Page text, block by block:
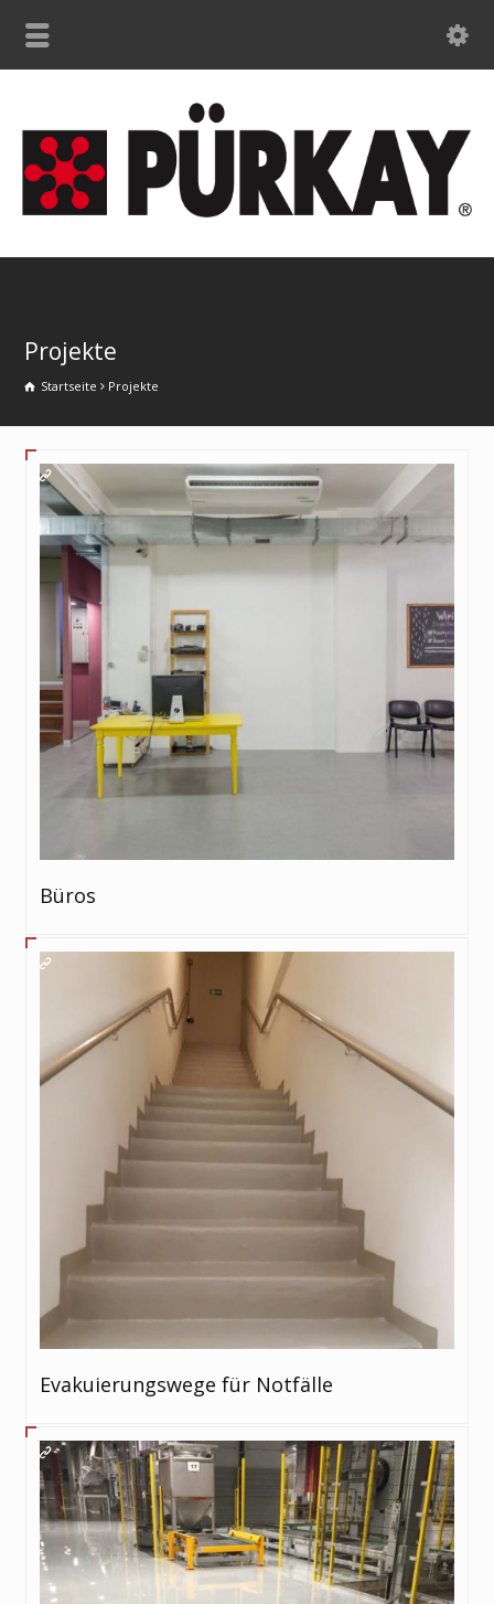
Projekte
Startseite Projekte
Büros
Evakuierungswege für Notfälle